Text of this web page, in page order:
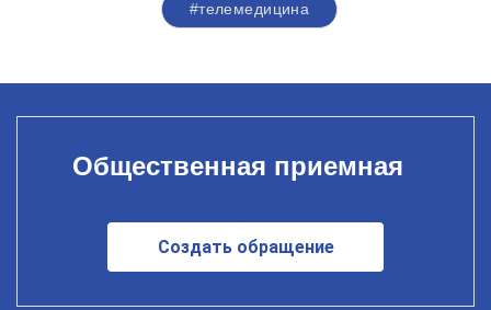
#телемедицина
Общественная приемная
Создать обращение